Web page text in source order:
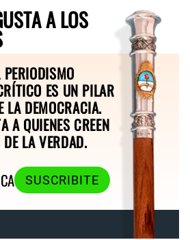
A LOS
PERIODISMO
ES UN PILAR
LA DEMOCRACIA.
A QUIENES CREEN
LA VERDAD.
SUSCRIBITE